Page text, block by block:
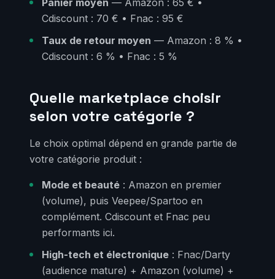
Cdiscount : 70 € • Fnac : 95 €
Taux de retour moyen — Amazon : 8 % •
Cdiscount : 6 % • Fnac : 5 %
Quelle marketplace choisir
selon votre catégorie ?
Le choix optimal dépend en grande partie de
votre catégorie produit :
Mode et beauté : Amazon en premier
(volume), puis Veepee/Spartoo en
complément. Cdiscount et Fnac peu
performants ici.
High-tech et électronique : Fnac/Darty
(audience mature) + Amazon (volume) +